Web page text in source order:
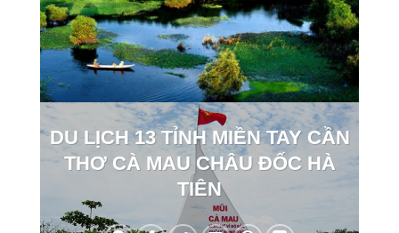
DU LỊCH 13 TỈNH MIỀN TAY CẦN
THƠ CÀ MAU CHÂU ĐỐC HÀ
TIÊN